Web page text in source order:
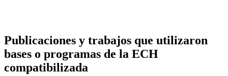
Publicaciones y trabajos que utilizaron
bases o programas de la ECH
compatibilizada